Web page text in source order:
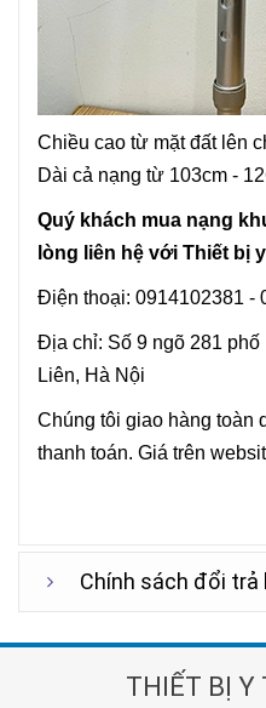
Chiều cao từ mặt đất lên
Dài cả nạng từ 103cm -
Quý khách mua nạng
lòng liên hệ với Thiết bị
Điện thoại: 0914102381 -
Địa chỉ: Số 9 ngõ 281
Liên, Hà Nội
Chúng tôi giao hàng toàn
thanh toán. Giá trên
Chính sách đổi trả
THIẾT BỊ Y